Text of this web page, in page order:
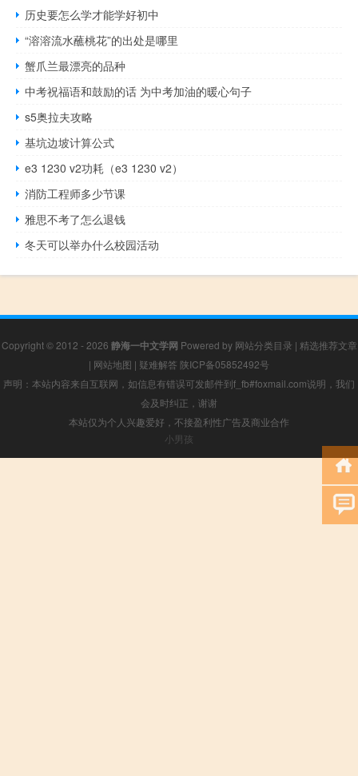
历史要怎么学才能学好初中
“溶溶流水蘸桃花”的出处是哪里
蟹爪兰最漂亮的品种
中考祝福语和鼓励的话 为中考加油的暖心句子
s5奥拉夫攻略
基坑边坡计算公式
e3 1230 v2功耗（e3 1230 v2）
消防工程师多少节课
雅思不考了怎么退钱
冬天可以举办什么校园活动
Copyright © 2012 - 2026 静海一中文学网 Powered by 网站分类目录 | 精选推荐文章
| 网站地图 | 疑难解答 陕ICP备05852492号
声明：本站内容来自互联网，如信息有错误可发邮件到f_fb#foxmail.com说明，我们
会及时纠正，谢谢
本站仅为个人兴趣爱好，不接盈利性广告及商业合作
小男孩